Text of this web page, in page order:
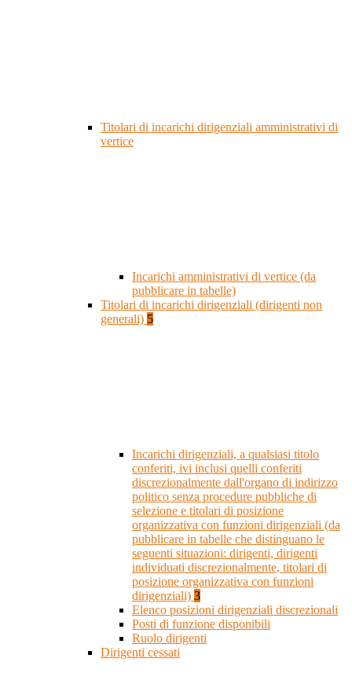
Titolari di incarichi dirigenziali amministrativi di
vertice
Incarichi amministrativi di vertice (da
pubblicare in tabelle)
Titolari di incarichi dirigenziali (dirigenti non
generali) 5
Incarichi dirigenziali, a qualsiasi titolo
conferiti, ivi inclusi quelli conferiti
discrezionalmente dall'organo di indirizzo
politico senza procedure pubbliche di
selezione e titolari di posizione
organizzativa con funzioni dirigenziali (da
pubblicare in tabelle che distinguano le
seguenti situazioni: dirigenti, dirigenti
individuati discrezionalmente, titolari di
posizione organizzativa con funzioni
dirigenziali) 3
Elenco posizioni dirigenziali discrezionali
Posti di funzione disponibili
Ruolo dirigenti
Dirigenti cessati